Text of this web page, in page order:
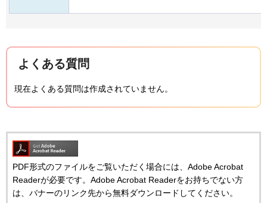
よくある質問
現在よくある質問は作成されていません。
PDF形式のファイルをご覧いただく場合には、Adobe Acrobat
Readerが必要です。Adobe Acrobat Readerをお持ちでない方
は、バナーのリンク先から無料ダウンロードしてください。